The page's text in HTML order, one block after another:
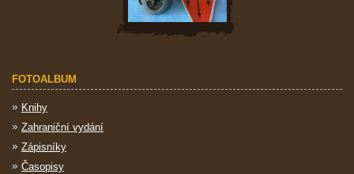
FOTOALBUM
Knihy
Zahraniční vydání
Zápisníky
Časopisy